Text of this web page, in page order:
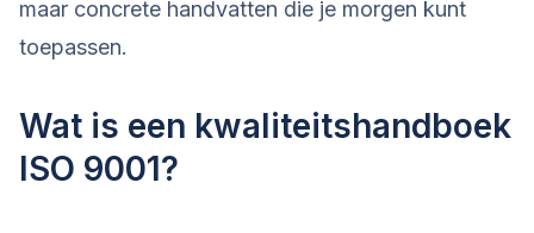
maar concrete handvatten die je morgen kunt
toepassen.
Wat is een kwaliteitshandboek
ISO 9001?